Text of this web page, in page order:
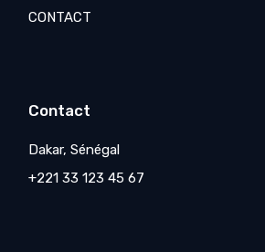
CONTACT
Contact
Dakar, Sénégal
+221 33 123 45 67